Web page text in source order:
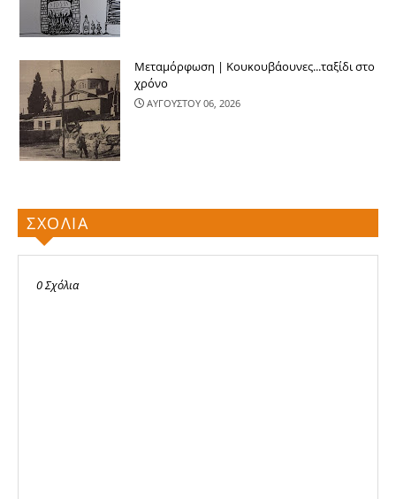
Μεταμόρφωση | Κουκουβάουνες...ταξίδι στο
χρόνο
ΑΥΓΟΥΣΤΟΥ 06, 2026
ΣΧΟΛΙΑ
0 Σχόλια